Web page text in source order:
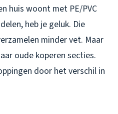
huis woont met PE/PVC
heb je geluk. Die
minder vet. Maar
oude koperen secties.
door het verschil in